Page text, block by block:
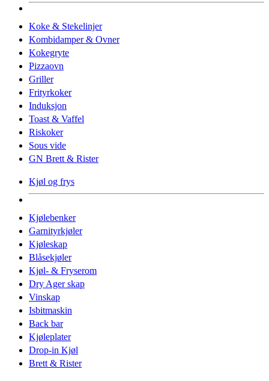
Koke & Stekelinjer
Kombidamper & Ovner
Kokegryte
Pizzaovn
Griller
Frityrkoker
Induksjon
Toast & Vaffel
Riskoker
Sous vide
GN Brett & Rister
Kjøl og frys
Kjølebenker
Garnityrkjøler
Kjøleskap
Blåsekjøler
Kjøl- & Fryserom
Dry Ager skap
Vinskap
Isbitmaskin
Back bar
Kjøleplater
Drop-in Kjøl
Brett & Rister